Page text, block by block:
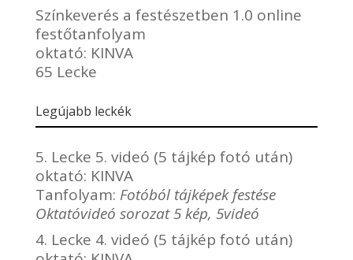
Színkeverés a festészetben 1.0 online
festőtanfolyam
oktató: KINVA
65 Lecke
Legújabb leckék
5. Lecke 5. videó (5 tájkép fotó után)
oktató: KINVA
Tanfolyam: Fotóból tájképek festése
Oktatóvideó sorozat 5 kép, 5videó
4. Lecke 4. videó (5 tájkép fotó után)